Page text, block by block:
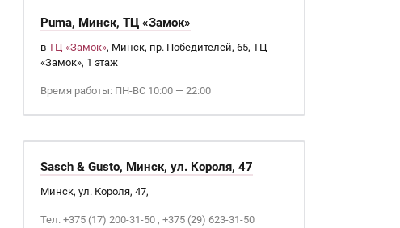
Puma, Минск, ТЦ «Замок»
в ТЦ «Замок», Минск, пр. Победителей, 65, ТЦ
«Замок», 1 этаж
Время работы: ПН-ВС 10:00 — 22:00
Sasch & Gusto, Минск, ул. Короля, 47
Минск, ул. Короля, 47,
Тел. +375 (17) 200-31-50 , +375 (29) 623-31-50